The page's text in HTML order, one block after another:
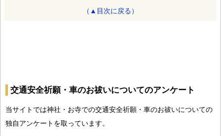
（▲目次に戻る）
交通安全祈願・車のお祓いについてのアンケート
当サイトでは神社・お寺での交通安全祈願・車のお祓いについての
独自アンケートを取っています。